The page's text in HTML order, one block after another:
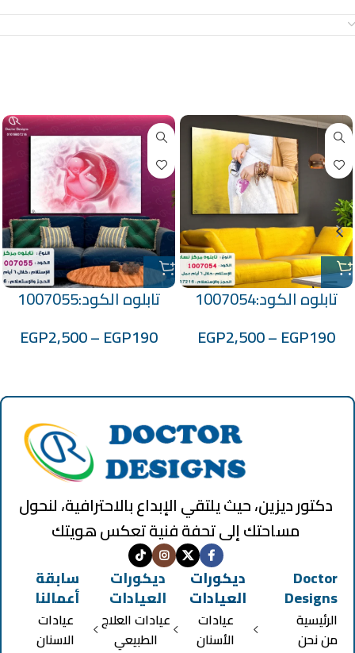
تابلوه الكود:1007054
EGP190
–
EGP2,500
تابلوه الكود:1007055
EGP190
–
EGP2,500
دكتور ديزين، حيث يلتقي الإبداع بالاحترافية، لنحول
مساحتك إلى تحفة فنية تعكس هويتك
Doctor
Designs
الرئيسية
من نحن
ديكورات
العيادات
عيادات
الأسنان
ديكورات
العيادات
عيادات العلاج
الطبيعي
سابقة
أعمالنا
عيادات
الاسنان